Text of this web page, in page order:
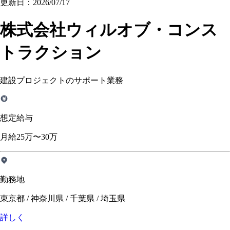
更新日：2026/07/17
株式会社ウィルオブ・コンス
トラクション
建設プロジェクトのサポート業務
想定給与
月給25万〜30万
勤務地
東京都 / 神奈川県 / 千葉県 / 埼玉県
詳しく